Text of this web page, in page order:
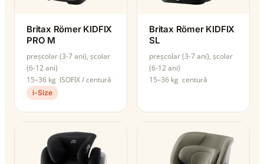
Britax Römer KIDFIX
PRO M
preșcolar (3-7 ani), școlar
(6-12 ani)
15–36 kg ISOFIX / centură
i-Size
Britax Römer KIDFIX
SL
preșcolar (3-7 ani), școlar
(6-12 ani)
15–36 kg centură